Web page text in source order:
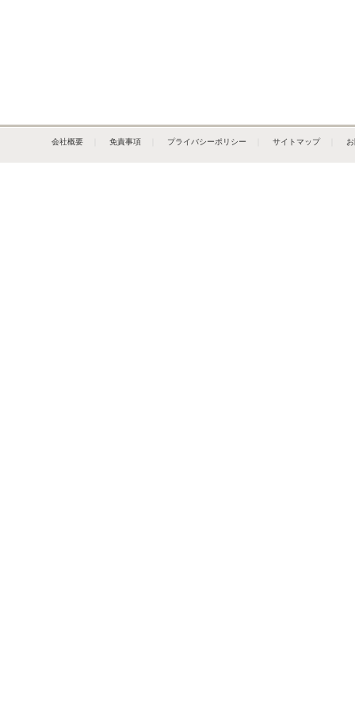
会社概要 免責事項 プライバシーポリシー サイトマップ｜